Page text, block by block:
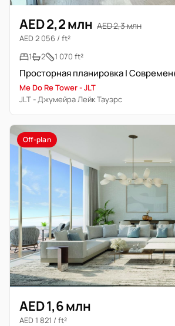
AED 2,2 млн AED 2,3 млн
AED 2 056 / ft²
1
2 1 070 ft²
Me Do Re Tower - JLT
JLT - Джумейра Лейк Тауэрс
Off-plan
AED 1,6 млн
AED 1 821 / ft²